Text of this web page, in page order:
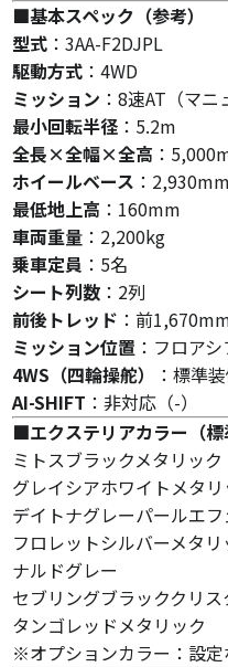
■基本スペック（参考）
型式 ：3AA-F2DJPL
駆動方式 ：4WD
ミッション ：8速AT（マニ
最小回転半径 ：5.2m
全長×全幅×全高 ：
ホイールベース ：2,930mm
最低地上高 ：160mm
車両重量 ：2,200kg
乗車定員 ：5名
シート列数 ：2列
前後トレッド ：前
ミッション位置 ：フロア
4WS（四輪操舵）
：標準
AI-SHIFT ：非対応（-）
■エクステリアカラー（標
ミトスブラックメタリック
グレイシアホワイトメタリ
デイトナグレーパールエフ
フロレットシルバーメタリ
ナルドグレー
セブリングブラッククリ
タンゴレッドメタリック
※オプションカラー：設定